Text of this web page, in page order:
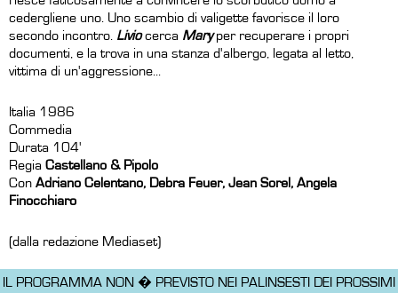
cedergliene uno. Uno scambio di valigette favorisce il loro
secondo incontro. Liviocerca Maryper recuperare i propri
documenti, e la trova in una stanza d'albergo, legata al letto,
vittima di un'aggressione...
Italia 1986
Commedia
Durata 104'
Regia Castellano & Pipolo
Con Adriano Celentano, Debra Feuer, Jean Sorel, Angela
Finocchiaro
(dalla redazione Mediaset)
IL PROGRAMMA NON � PREVISTO NEI PALINSESTI DEI PROSSIMI